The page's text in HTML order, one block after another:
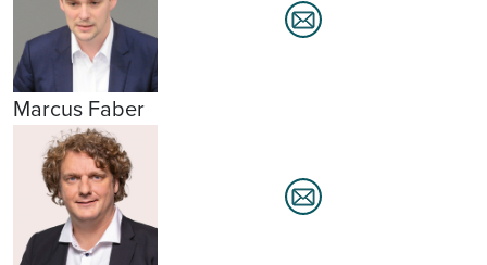
Marcus Faber